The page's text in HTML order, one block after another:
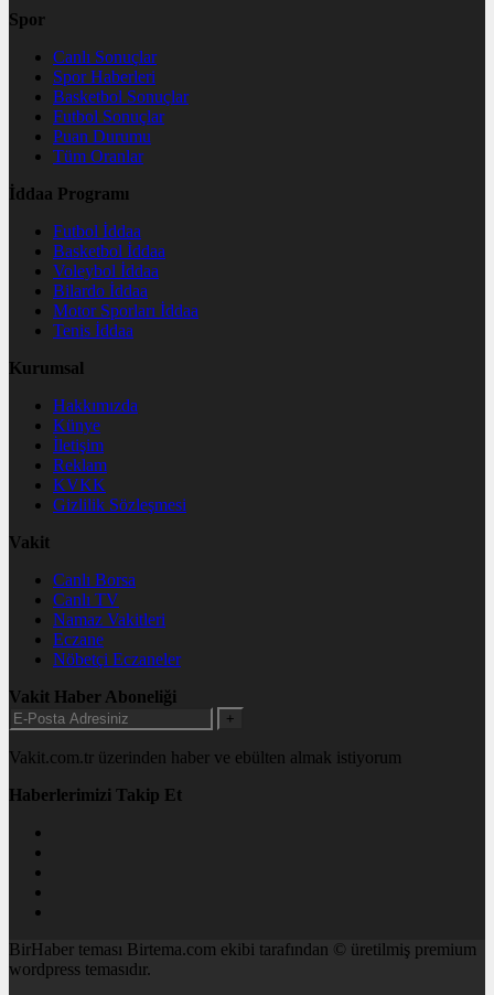
Spor
Canlı Sonuçlar
Spor Haberleri
Basketbol Sonuçlar
Futbol Sonuçlar
Puan Durumu
Tüm Oranlar
İddaa Programı
Futbol İddaa
Basketbol İddaa
Voleybol İddaa
Bilardo İddaa
Motor Sporları İddaa
Tenis İddaa
Kurumsal
Hakkımızda
Künye
İletişim
Reklam
KVKK
Gizlilik Sözleşmesi
Vakit
Canlı Borsa
Canlı TV
Namaz Vakitleri
Eczane
Nöbetçi Eczaneler
Vakit Haber Aboneliği
+
Vakit.com.tr üzerinden haber ve ebülten almak istiyorum
Haberlerimizi Takip Et
BirHaber teması Birtema.com ekibi tarafından © üretilmiş premium
wordpress temasıdır.